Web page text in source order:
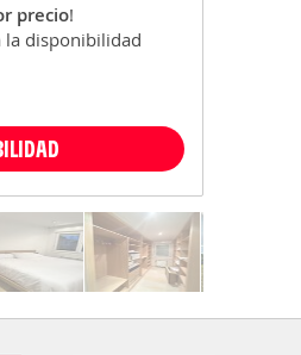
precio!
la disponibilidad